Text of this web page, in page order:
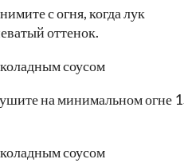
с огня, когда лук
оттенок.
на минимальном огне